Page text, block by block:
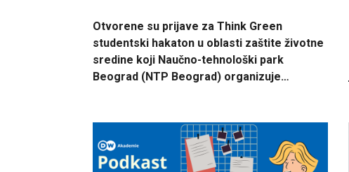
Otvorene su prijave za Think Green
studentski hakaton u oblasti zaštite životne
sredine koji Naučno-tehnološki park
Beograd (NTP Beograd) organizuje…